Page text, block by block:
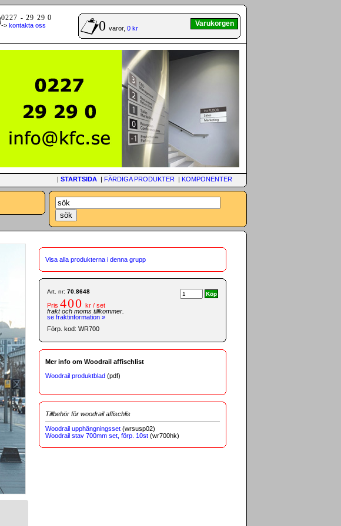
Varukorgen
0 varor,0 kr
0227 - 29 29 0
-> kontakta oss
|STARTSIDA | FÄRDIGA PRODUKTER | KOMPONENTER
Visa alla produkterna i denna grupp
Art. nr:70.8648
Pris400 kr / set
frakt och moms tillkommer.
se fraktinformation »
Förp. kod: WR700
Mer info om Woodrail affischlist
Woodrail produktblad (pdf)
Tillbehör för woodrail affischlis
Woodrail upphängningsset (wrsusp02)
Woodrail stav 700mm set, förp. 10st (wr700hk)